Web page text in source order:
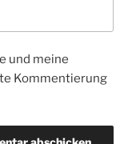
und meine
Kommentierung